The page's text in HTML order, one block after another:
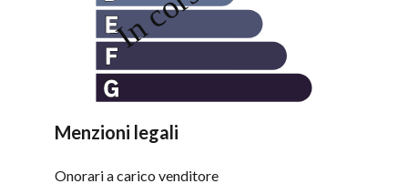
Menzioni legali
Onorari a carico venditore